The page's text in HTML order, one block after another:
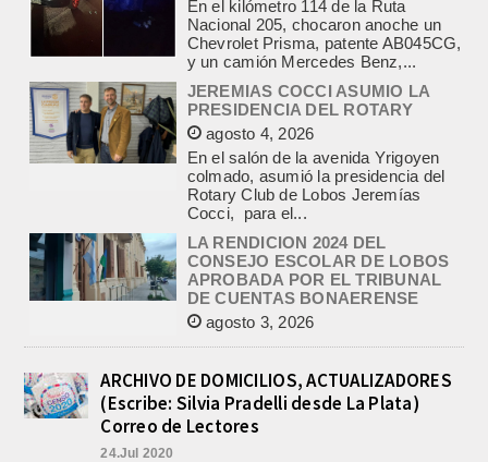
agosto 4, 2026
En el salón de la avenida Yrigoyen
colmado, asumió la presidencia del
Cocci, para el...
LA RENDICION 2024 DEL
CONSEJO ESCOLAR DE LOBOS
APROBADA POR EL TRIBUNAL
DE CUENTAS BONAERENSE
agosto 3, 2026
de Buenos Aires aprobó formalmente
la rendición de cuentas
correspondiente al Ejercicio 2024,...
PRE-FEDERAL MASCULINO DE
BASQUET EN CADETES:
ATHLETIC JUEGA EL
TRIANGULAR FINAL
agosto 6, 2026
Por el torneo Pre-federal de Básquet,
el equipo de Cadetes de Athletic, logró
ARCHIVO DE DOMICILIOS, ACTUALIZADORES
(Escribe: Silvia Pradelli desde La Plata)
Correo de Lectores
24.Jul 2020